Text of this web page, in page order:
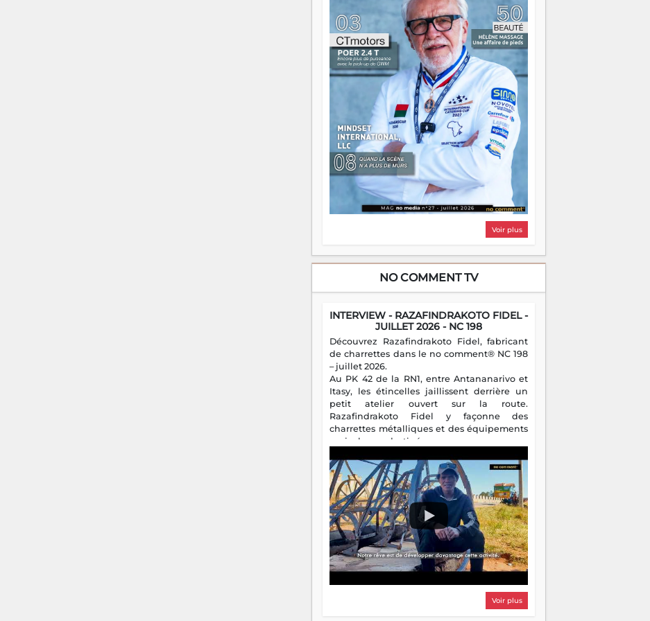
oui, on pourrait s'arrêter là, applaudir et
rentrer chez soi satisfait. Mais ce serait
passer à côté d'une chose essentielle. La
fougue, ça brûle fort — et parfois, ça brûle
vite. Une flamme sans direction peut
éclairer autant qu'elle peut consumer. C'est
là que les aînés entrent en scène — pas
pour reprendre le gouvernail, mais pour
montrer où sont les récifs. Les jeunes ont la
force, les vieux ont l'expérience, comme on
dit. Ce n'est pas un combat de générations
— c'est une question d'équipage. Partagez
vos réussites, mais aussi vos échecs. Surtout
vos échecs, d'ailleurs — ils enseignent
mieux que n'importe quel manuel. À
Madagascar, la barque avance. Il faut juste
s'assurer que tout le monde rame dans le
Voir plus
NO COMMENT TV
INTERVIEW - RAZAFINDRAKOTO FIDEL -
JUILLET 2026 - NC 198
Découvrez Razafindrakoto Fidel, fabricant
de charrettes dans le no comment® NC 198
– juillet 2026.
Au PK 42 de la RN1, entre Antananarivo et
Itasy, les étincelles jaillissent derrière un
petit atelier ouvert sur la route.
Razafindrakoto Fidel y façonne des
charrettes métalliques et des équipements
agricoles destinés aux campagnes
familial, il perpétue un métier discret mais
essentiel.
Voir plus